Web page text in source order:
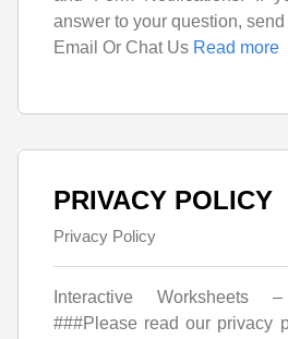
answer to your question,
Email Or Chat Us Read more
PRIVACY POLICY
Privacy Policy
Interactive Worksheets
###Please read our privacy